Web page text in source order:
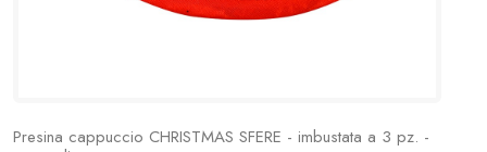
Presina cappuccio CHRISTMAS SFERE - imbustata a 3 pz. -